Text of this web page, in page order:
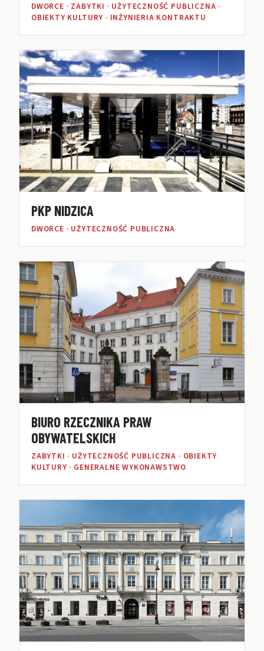
DWORCE · ZABYTKI · UŻYTECZNOŚĆ PUBLICZNA ·
OBIEKTY KULTURY · INŻYNIERIA KONTRAKTU
PKP NIDZICA
DWORCE · UŻYTECZNOŚĆ PUBLICZNA
BIURO RZECZNIKA PRAW
OBYWATELSKICH
ZABYTKI · UŻYTECZNOŚĆ PUBLICZNA · OBIEKTY
KULTURY · GENERALNE WYKONAWSTWO